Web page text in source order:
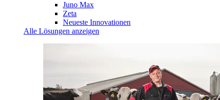
Juno Max
Zeta
Neueste Innovationen
Alle Lösungen anzeigen